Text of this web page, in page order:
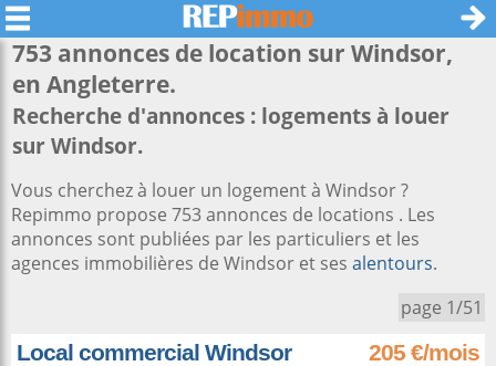
753 annonces de location sur Windsor,
en Angleterre.
Recherche d'annonces : logements à louer
sur Windsor.
Vous cherchez à louer un logement à Windsor ?
Repimmo propose 753 annonces de locations . Les
annonces sont publiées par les particuliers et les
agences immobilières de Windsor et ses alentours.
page 1/51
Local commercial Windsor 205 €/mois